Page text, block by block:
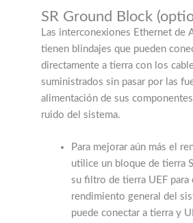
SR Ground Block
Las interconexiones Ethernet de
tienen blindajes que pueden
directamente a tierra con los
suministrados sin pasar por las
alimentación de sus
ruido del sistema.
Para mejorar aún más el
utilice un bloque de tierra
su filtro de tierra UEF para
rendimiento general del
puede conectar a tierra y